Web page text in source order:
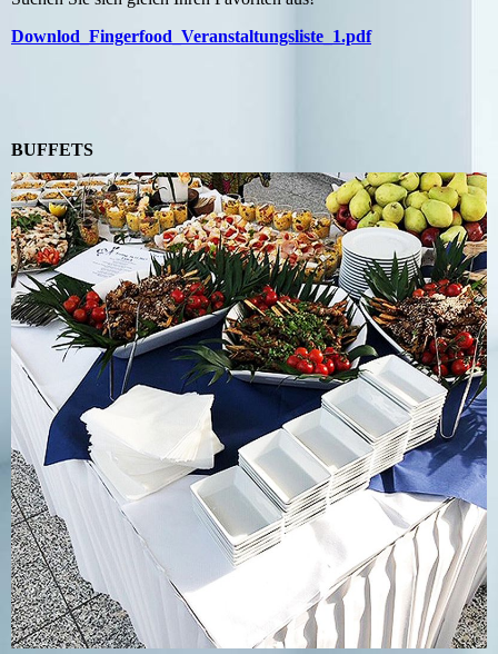
Downlod_Fingerfood_Veranstaltungsliste_1.pdf
BUFFETS